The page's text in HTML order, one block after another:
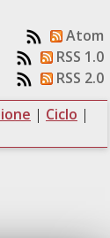
Atom
RSS 1.0
RSS 2.0
| Ciclo |